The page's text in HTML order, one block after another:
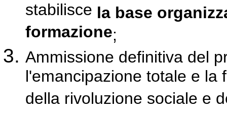
stabilisce la base
formazione;
Ammissione definitiva del
l'emancipazione totale e la
della rivoluzione sociale e